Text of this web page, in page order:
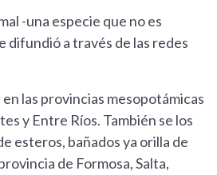
-una especie que no es
difundió a través de las redes
las provincias mesopotámicas
y Entre Ríos. También se los
esteros, bañados ya orilla de
de Formosa, Salta,